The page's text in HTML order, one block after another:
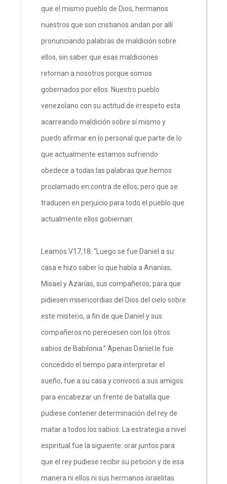
que el mismo pueblo de Dios, hermanos
nuestros que son cristianos andan por allí
pronunciando palabras de maldición sobre
ellos, sin saber que esas maldiciones
retornan a nosotros porque somos
gobernados por ellos. Nuestro pueblo
venezolano con su actitud de irrespeto esta
acarreando maldición sobre sí mismo y
puedo afirmar en lo personal que parte de lo
que actualmente estamos sufriendo
obedece a todas las palabras que hemos
proclamado en contra de ellos, pero que se
traducen en perjuicio para todo el pueblo que
actualmente ellos gobiernan.
Leamos V17,18: “Luego se fue Daniel a su
casa e hizo saber lo que había a Ananías,
Misael y Azarías, sus compañeros, para que
pidiesen misericordias del Dios del cielo sobre
este misterio, a fin de que Daniel y sus
compañeros no pereciesen con los otros
sabios de Babilonia.” Apenas Daniel le fue
concedido el tiempo para interpretar el
sueño, fue a su casa y convocó a sus amigos
para encabezar un frente de batalla que
pudiese contener determinación del rey de
matar a todos los sabios. La estrategia a nivel
espiritual fue la siguiente: orar juntos para
que el rey pudiese recibir su petición y de esa
manera ni ellos ni sus hermanos israelitas